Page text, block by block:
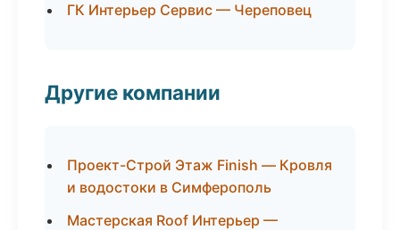
ГК Интерьер Сервис — Череповец
Другие компании
Проект-Строй Этаж Finish — Кровля
и водостоки в Симферополь
Мастерская Roof Интерьер —